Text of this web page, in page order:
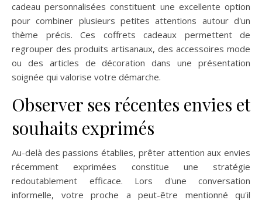
cadeau personnalisées constituent une excellente option
pour combiner plusieurs petites attentions autour d'un
thème précis. Ces coffrets cadeaux permettent de
regrouper des produits artisanaux, des accessoires mode
ou des articles de décoration dans une présentation
soignée qui valorise votre démarche.
Observer ses récentes envies et
souhaits exprimés
Au-delà des passions établies, prêter attention aux envies
récemment exprimées constitue une stratégie
redoutablement efficace. Lors d'une conversation
informelle, votre proche a peut-être mentionné qu'il